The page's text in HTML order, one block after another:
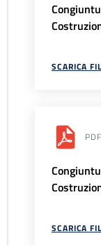
SCARICA
PDF
SCARICA